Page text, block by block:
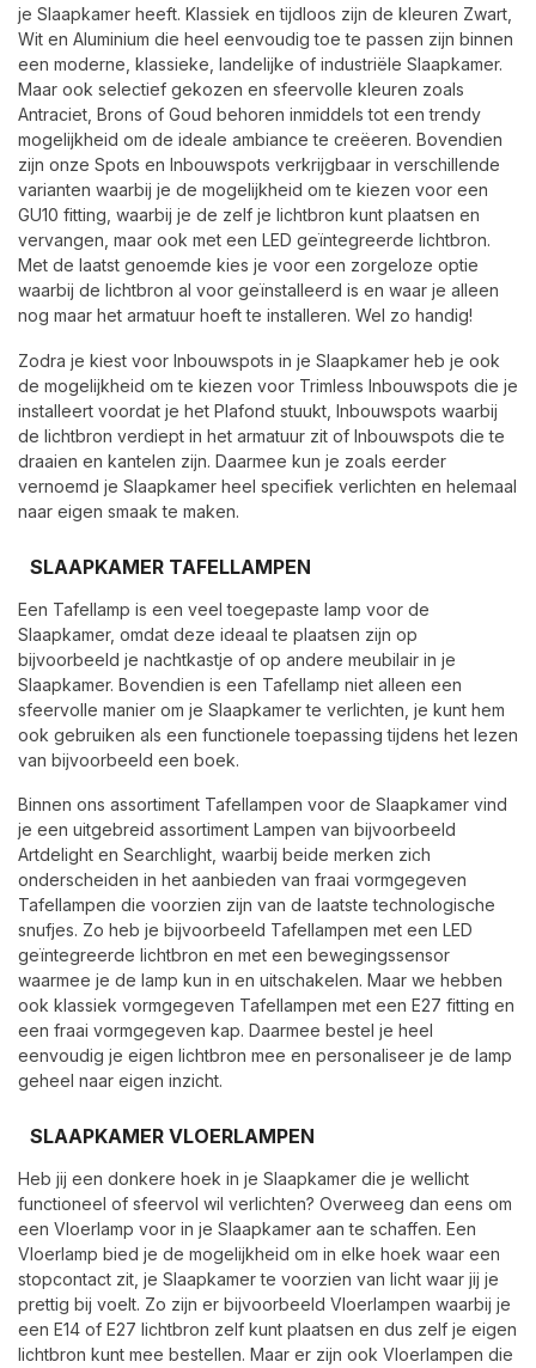
je Slaapkamer heeft. Klassiek en tijdloos zijn de kleuren Zwart,
Wit en Aluminium die heel eenvoudig toe te passen zijn binnen
een moderne, klassieke, landelijke of industriële Slaapkamer.
Maar ook selectief gekozen en sfeervolle kleuren zoals
Antraciet, Brons of Goud behoren inmiddels tot een trendy
mogelijkheid om de ideale ambiance te creëeren. Bovendien
zijn onze Spots en Inbouwspots verkrijgbaar in verschillende
varianten waarbij je de mogelijkheid om te kiezen voor een
GU10 fitting, waarbij je de zelf je lichtbron kunt plaatsen en
vervangen, maar ook met een LED geïntegreerde lichtbron.
Met de laatst genoemde kies je voor een zorgeloze optie
waarbij de lichtbron al voor geïnstalleerd is en waar je alleen
nog maar het armatuur hoeft te installeren. Wel zo handig!
Zodra je kiest voor Inbouwspots in je Slaapkamer heb je ook
de mogelijkheid om te kiezen voor Trimless Inbouwspots die je
installeert voordat je het Plafond stuukt, Inbouwspots waarbij
de lichtbron verdiept in het armatuur zit of Inbouwspots die te
draaien en kantelen zijn. Daarmee kun je zoals eerder
vernoemd je Slaapkamer heel specifiek verlichten en helemaal
naar eigen smaak te maken.
SLAAPKAMER TAFELLAMPEN
Een Tafellamp is een veel toegepaste lamp voor de
Slaapkamer, omdat deze ideaal te plaatsen zijn op
bijvoorbeeld je nachtkastje of op andere meubilair in je
Slaapkamer. Bovendien is een Tafellamp niet alleen een
sfeervolle manier om je Slaapkamer te verlichten, je kunt hem
ook gebruiken als een functionele toepassing tijdens het lezen
van bijvoorbeeld een boek.
Binnen ons assortiment Tafellampen voor de Slaapkamer vind
je een uitgebreid assortiment Lampen van bijvoorbeeld
Artdelight en Searchlight, waarbij beide merken zich
onderscheiden in het aanbieden van fraai vormgegeven
Tafellampen die voorzien zijn van de laatste technologische
snufjes. Zo heb je bijvoorbeeld Tafellampen met een LED
geïntegreerde lichtbron en met een bewegingssensor
waarmee je de lamp kun in en uitschakelen. Maar we hebben
ook klassiek vormgegeven Tafellampen met een E27 fitting en
een fraai vormgegeven kap. Daarmee bestel je heel
eenvoudig je eigen lichtbron mee en personaliseer je de lamp
geheel naar eigen inzicht.
SLAAPKAMER VLOERLAMPEN
Heb jij een donkere hoek in je Slaapkamer die je wellicht
functioneel of sfeervol wil verlichten? Overweeg dan eens om
een Vloerlamp voor in je Slaapkamer aan te schaffen. Een
Vloerlamp bied je de mogelijkheid om in elke hoek waar een
stopcontact zit, je Slaapkamer te voorzien van licht waar jij je
prettig bij voelt. Zo zijn er bijvoorbeeld Vloerlampen waarbij je
een E14 of E27 lichtbron zelf kunt plaatsen en dus zelf je eigen
lichtbron kunt mee bestellen. Maar er zijn ook Vloerlampen die